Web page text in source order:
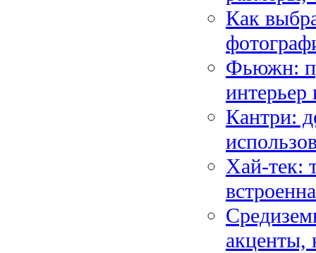
Как
Фьюжн:
интерьер
Кантри:
Хай-тек:
акценты,